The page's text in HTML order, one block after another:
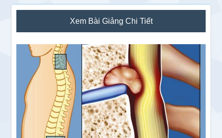
Sidebar
chính
Xem Bài Giảng Chi Tiết